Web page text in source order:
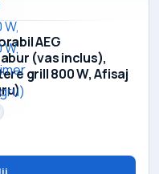
AEG
(vas inclus),
grill 800 W, Afisaj